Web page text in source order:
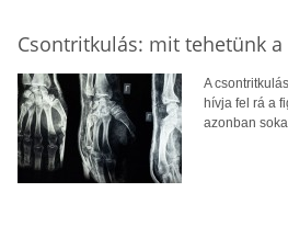
Csontritkulás: mit tehetünk
A
hívja fel rá a
azonban